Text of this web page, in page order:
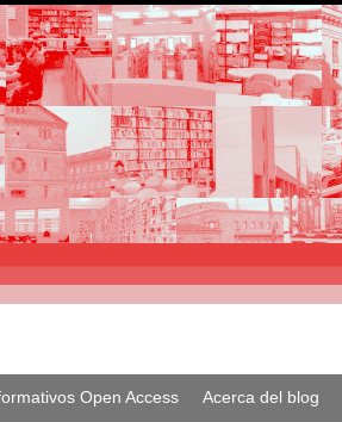
Open Access Acerca del blog